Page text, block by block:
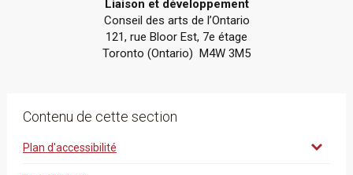
Liaison et développement
Conseil des arts de l’Ontario
121, rue Bloor Est, 7e étage
Toronto (Ontario) M4W 3M5
Contenu de cette section
Plan d'accessibilité